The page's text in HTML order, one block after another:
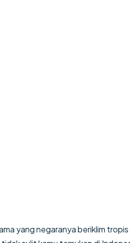
yang negaranya beriklim